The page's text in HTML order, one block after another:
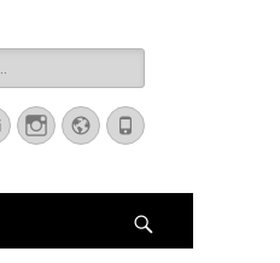
EmailInstagram
WebsitePhone